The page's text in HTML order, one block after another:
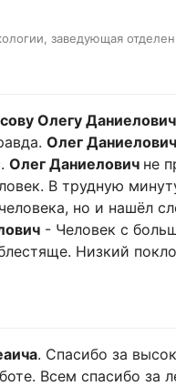
заведующая
Олегу
Олег Даниелович
Олег Даниелович не
В трудную
но и нашёл
- Человек с
Низкий
. Спасибо за
Всем спасибо за